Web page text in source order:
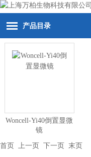
产品目录
Woncell-Yi40倒置显微
镜
首页 上一页 下一页 末页